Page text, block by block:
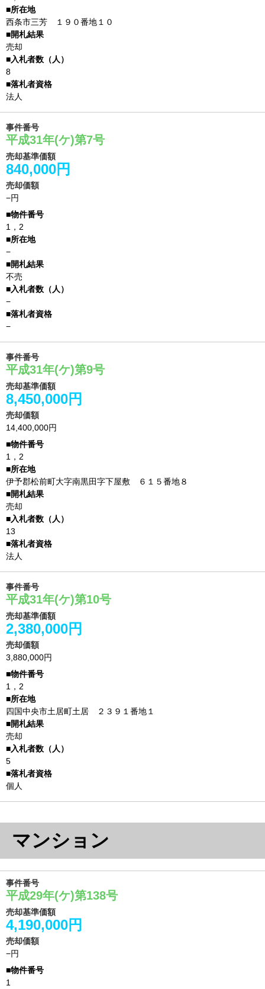
西条市三芳 １９０番地１０
売却
8
法人
事件番号
平成31年(ケ)第7号
売却基準価額
840,000円
売却価額
−円
1，2
−
不売
−
−
事件番号
平成31年(ケ)第9号
売却基準価額
8,450,000円
売却価額
14,400,000円
1，2
伊予郡松前町大字南黒田字下屋敷 ６１５番地８
売却
13
法人
事件番号
平成31年(ケ)第10号
売却基準価額
2,380,000円
売却価額
3,880,000円
1，2
四国中央市土居町土居 ２３９１番地１
売却
5
個人
マンション
事件番号
平成29年(ケ)第138号
売却基準価額
4,190,000円
売却価額
−円
1